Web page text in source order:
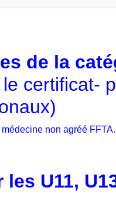
de la
certificat-
non agréé FFTA.
U11,